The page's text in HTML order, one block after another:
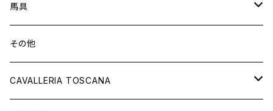
オーダーロングブーツ
ショートブーツ
チャップス
ベルト
グローブ
ソックス
馬具
サドルパッド
イヤーネット
その他
CAVALLERIA TOSCANA